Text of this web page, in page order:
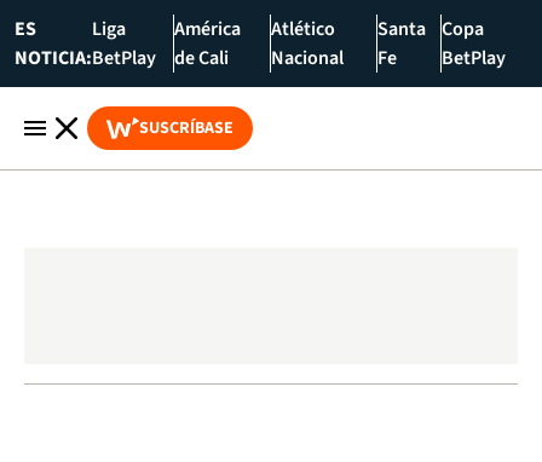
ES
NOTICIA:
Liga
BetPlay
América
de Cali
Atlético
Nacional
Santa
Fe
Copa
BetPlay
SUSCRÍBASE